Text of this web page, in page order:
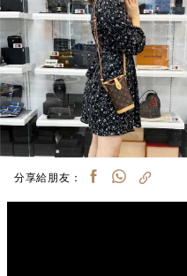
分享給朋友：